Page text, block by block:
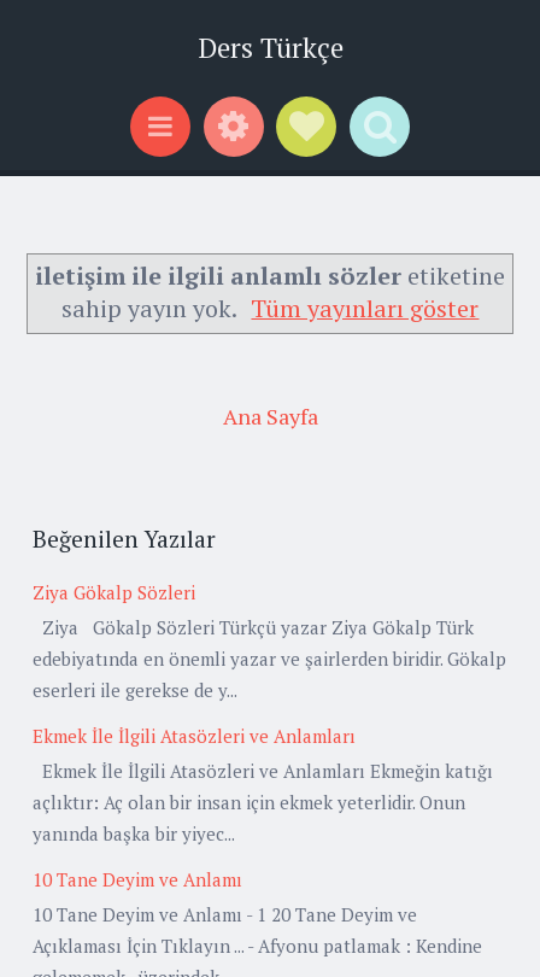
Ders Türkçe
Menu WidgetsSocial Links
Search
iletişim ile ilgili anlamlı sözler etiketine
sahip yayın yok. Tüm yayınları göster
Ana Sayfa
Beğenilen Yazılar
Ziya Gökalp Sözleri
Ziya Gökalp Sözleri Türkçü yazar Ziya Gökalp Türk
edebiyatında en önemli yazar ve şairlerden biridir. Gökalp
eserleri ile gerekse de y...
Ekmek İle İlgili Atasözleri ve Anlamları
Ekmek İle İlgili Atasözleri ve Anlamları Ekmeğin katığı
açlıktır: Aç olan bir insan için ekmek yeterlidir. Onun
yanında başka bir yiyec...
10 Tane Deyim ve Anlamı
10 Tane Deyim ve Anlamı - 1 20 Tane Deyim ve
Açıklaması İçin Tıklayın ... - Afyonu patlamak : Kendine